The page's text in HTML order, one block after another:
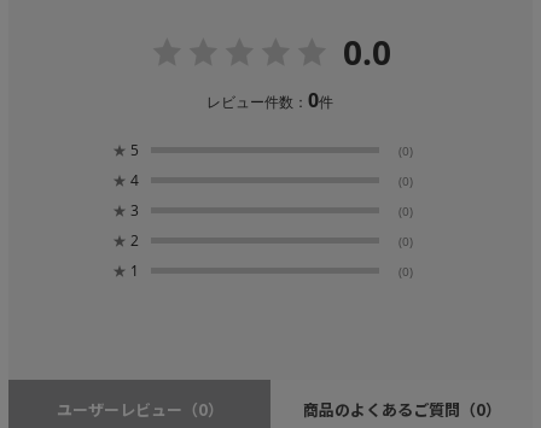
0.0
レビュー件数：0件
★ 5 (0)
★ 4 (0)
★ 3 (0)
★ 2 (0)
★ 1 (0)
ユーザーレビュー （0） 商品のよくあるご質問 （0）